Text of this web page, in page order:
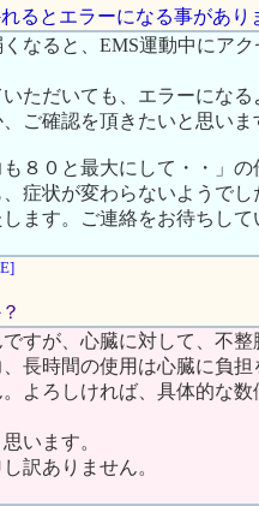
るとエラーになる事があり
なると、EMS運動中にア
ただいても、エラーにな
ご確認を頂きたいと思いま
８０と最大にして・・」
症状が変わらないようで
ます。ご連絡をお待ちして
すが、心臓に対して、不
長時間の使用は心臓に負
よろしければ、具体的な
います。
訳ありません。